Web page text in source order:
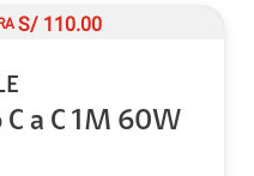
S/ 110.00
a C 1M 60W